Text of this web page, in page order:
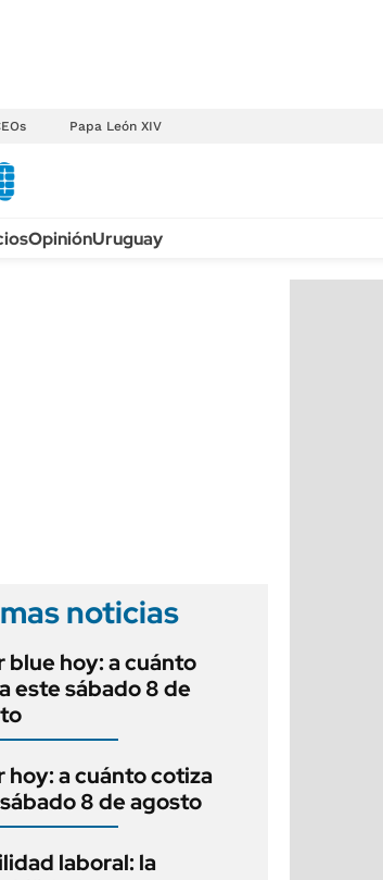
Papa León XIV
OpiniónUruguay
noticias
blue hoy: a cuánto
este sábado 8 de
hoy: a cuánto cotiza
8 de agosto
laboral: la